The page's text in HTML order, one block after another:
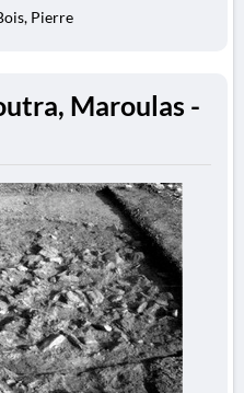
Pierre
Maroulas -